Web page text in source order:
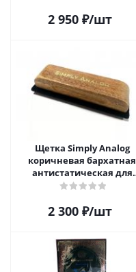
2 950₽/шт
Щетка Simply Analog
коричневая бархатная
антистатическая для
чистки виниловых
2 300₽/шт